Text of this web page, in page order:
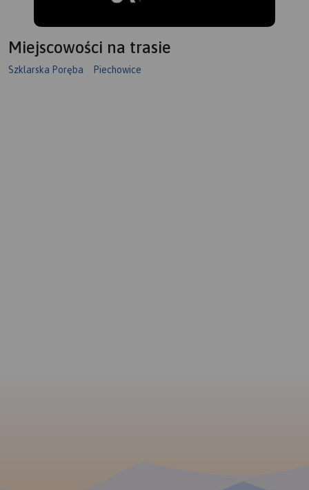
Miejscowości na trasie
Szklarska Poręba Piechowice